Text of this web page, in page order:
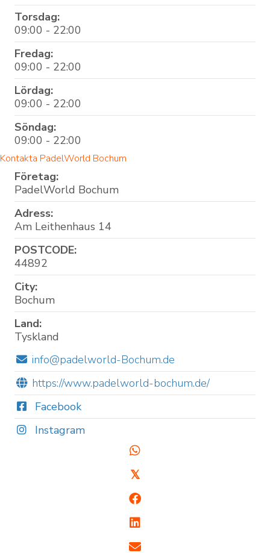
Torsdag:
09:00 - 22:00
Fredag:
09:00 - 22:00
Lördag:
09:00 - 22:00
Söndag:
09:00 - 22:00
Kontakta PadelWorld Bochum
Företag:
PadelWorld Bochum
Adress:
Am Leithenhaus 14
POSTCODE:
44892
City:
Bochum
Land:
Tyskland
info@padelworld-Bochum.de
https://www.padelworld-bochum.de/
Facebook
Instagram
𝕏